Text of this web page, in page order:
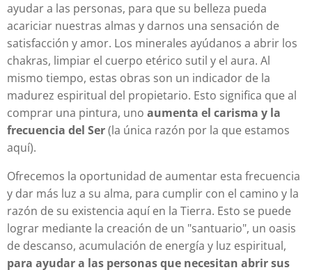
ayudar a las personas, para que su belleza pueda
acariciar nuestras almas y darnos una sensación de
satisfacción y amor. Los minerales ayúdanos a abrir los
chakras, limpiar el cuerpo etérico sutil y el aura. Al
mismo tiempo, estas obras son un indicador de la
madurez espiritual del propietario. Esto significa que al
comprar una pintura, uno aumenta el carisma y la
frecuencia del Ser(la única razón por la que estamos
aquí).
Ofrecemos la oportunidad de aumentar esta frecuencia
y dar más luz a su alma, para cumplir con el camino y la
razón de su existencia aquí en la Tierra. Esto se puede
lograr mediante la creación de un "santuario", un oasis
de descanso, acumulación de energía y luz espiritual,
para ayudar a las personas que necesitan abrir sus